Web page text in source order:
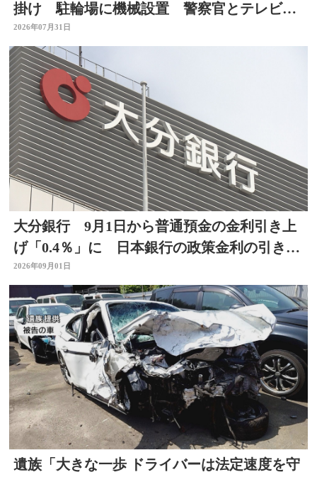
掛け 駐輪場に機械設置 警察官とテレビ局
がタッグ 大分
2026年07月31日
大分銀行 9月1日から普通預金の金利引き上
げ「0.4％」に 日本銀行の政策金利の引き上
げを受け
2026年09月01日
遺族「大きな一歩 ドライバーは法定速度を守